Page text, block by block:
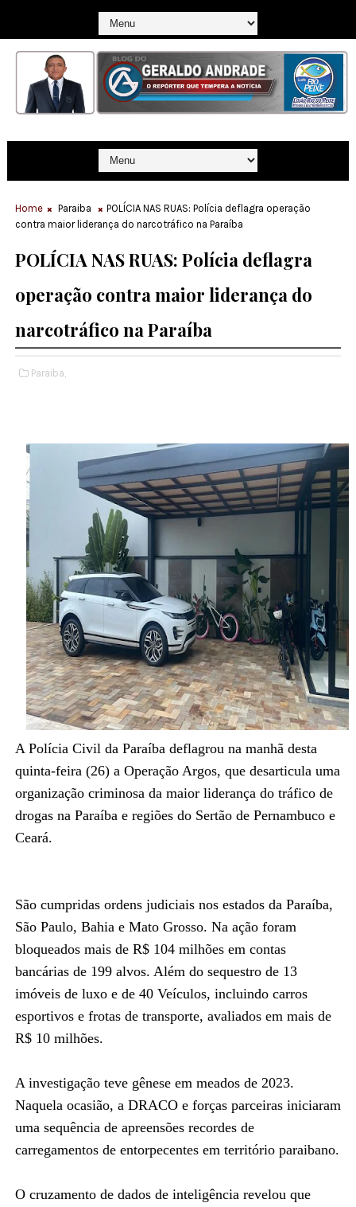
Home Paraiba
POLÍCIA NAS RUAS: Polícia deflagra operação
contra maior liderança do narcotráfico na Paraíba
POLÍCIA NAS RUAS: Polícia deflagra
operação contra maior liderança do
narcotráfico na Paraíba
Paraiba,
A Polícia Civil da Paraíba deflagrou na manhã desta
quinta-feira (26) a Operação Argos, que desarticula uma
organização criminosa da maior liderança do tráfico de
drogas na Paraíba e regiões do Sertão de Pernambuco e
Ceará.
São cumpridas ordens judiciais nos estados da Paraíba,
São Paulo, Bahia e Mato Grosso. Na ação foram
bloqueados mais de R$ 104 milhões em contas
bancárias de 199 alvos. Além do sequestro de 13
imóveis de luxo e de 40 Veículos, incluindo carros
esportivos e frotas de transporte, avaliados em mais de
R$ 10 milhões.
A investigação teve gênese em meados de 2023.
Naquela ocasião, a DRACO e forças parceiras iniciaram
uma sequência de apreensões recordes de
carregamentos de entorpecentes em território paraibano.
O cruzamento de dados de inteligência revelou que